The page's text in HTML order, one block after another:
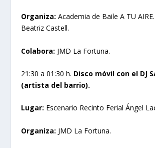
Organiza: Academia de Baile A TU
Beatriz Castell.
Colabora: JMD La Fortuna.
21:30 a 01:30 h. Disco móvil con el DJ
(artista del barrio).
Lugar: Escenario Recinto Ferial Ángel
Organiza: JMD La Fortuna.